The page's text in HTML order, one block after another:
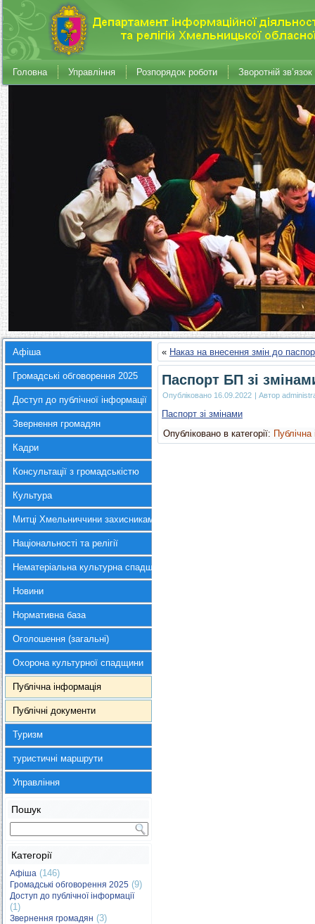
Головна Управління Розпорядок роботи Зворотній зв’язок
Афіша
Громадські обговорення 2025
Доступ до публічної інформації
Звернення громадян
Кадри
Консультації з громадськістю
Культура
Митці Хмельниччини захисникам України
Національності та релігії
Нематеріальна культурна спадщина
Новини
Нормативна база
Оголошення (загальні)
Охорона культурної спадщини
Публічна інформація
Публічні документи
Туризм
туристичні маршрути
Управління
Пошук
Категорії
Афіша (146)
Громадські обговорення 2025 (9)
Доступ до публічної інформації
(1)
Звернення громадян (3)
« Наказ на внесення змін до
Паспорт БП зі
Опубліковано 16.09.2022 | Автор
Паспорт зі змінами
Опубліковано в категорії: Публічна